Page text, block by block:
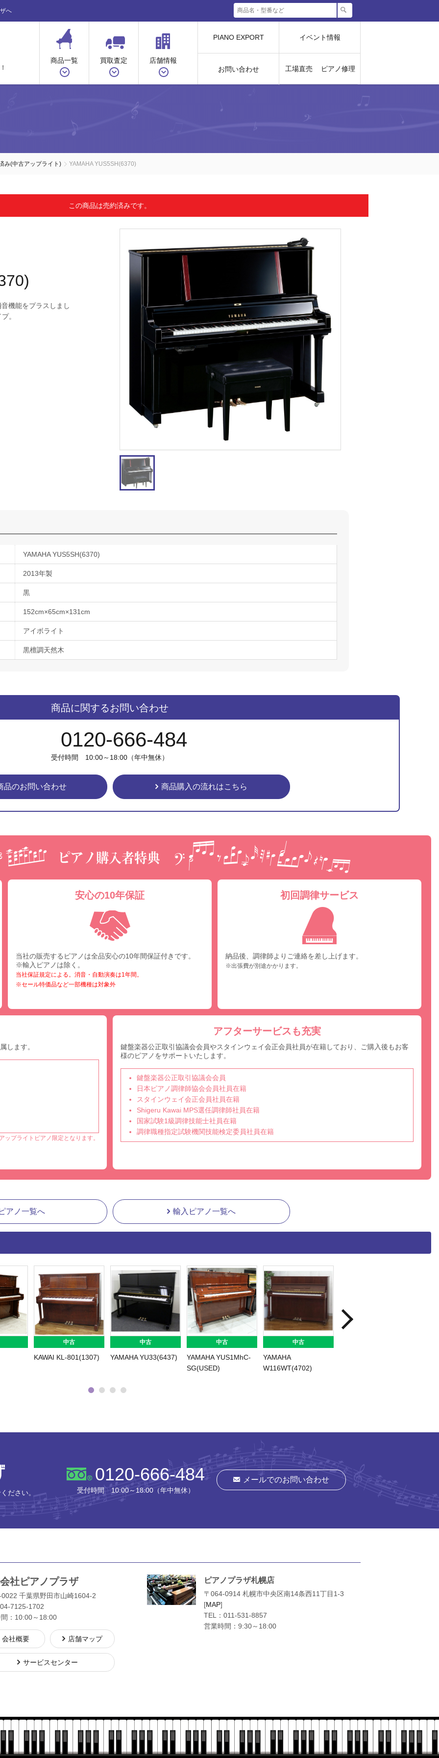
へ
商品一覧 買取査定 店舗情報
PIANO EXPORT
お問い合わせ
イベント情報
工場直売 ピアノ修理
み(中古アップライト) YAMAHA YUS5SH(6370)
この商品は売約済みです。
機能をプラスしまし
。
YAMAHA YUS5SH(6370)
2013年製
黒
152cm×65cm×131cm
アイボライト
黒檀調天然木
商品に関するお問い合わせ
0120-666-484
受付時間 10:00～18:00（年中無休）
品のお問い合わせ 商品購入の流れはこちら
ピ
安心の10年保証
当社の販売するピアノは全品安心の10年間保証付きです。
※輸入ピアノは除く。
当社保証規定による。消音・自動演奏は1年間。
※セール特価品など一部機種は対象外
初回調律サービス
納品後、調律師よりご連絡を差し上げます。
※出張費が別途かかります。
します。
プライトピアノ限定となります。
アフターサービスも充実
鍵盤楽器公正取引協議会会員やスタインウェイ会正会員社員が在籍しており、ご購入後もお客
様のピアノをサポートいたします。
鍵盤楽器公正取引協議会会員
日本ピアノ調律師協会会員社員在籍
スタインウェイ会正会員社員在籍
Shigeru Kawai MPS選任調律師社員在籍
国家試験1級調律技能士社員在籍
調律職種指定試験機関技能検定委員社員在籍
アノ一覧へ 輸入ピアノ一覧へ
中古
KAWAI KL-801(1307)
中古
YAMAHA YU33(6437)
中古
YAMAHA YUS1MhC-
SG(USED)
中古
YAMAHA
W116WT(4702)
株式会社ピアノプラザ
ださい。
0120-666-484
受付時間 10:00～18:00（年中無休）
メールでのお問い合わせ
社ピアノプラザ
千葉県野田市山崎1604-2
04-7125-1702
：10:00～18:00
会社概要 店舗マップ
サービスセンター
ピアノプラザ札幌店
〒064-0914 札幌市中央区南14条西11丁目1-3
[MAP]
TEL： 011-531-8857
営業時間：9:30～18:00